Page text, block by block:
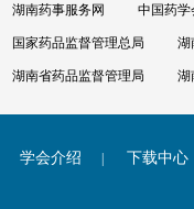
湖南药事服务网 中国药学
国家药品监督管理总局 湖
湖南省药品监督管理局 湖
学会介绍 | 下载中心